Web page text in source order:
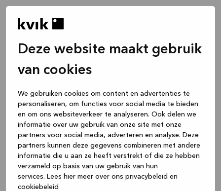
Deze website maakt gebruik
van cookies
We gebruiken cookies om content en advertenties te
personaliseren, om functies voor social media te bieden
en om ons websiteverkeer te analyseren. Ook delen we
informatie over uw gebruik van onze site met onze
partners voor social media, adverteren en analyse. Deze
partners kunnen deze gegevens combineren met andere
informatie die u aan ze heeft verstrekt of die ze hebben
verzameld op basis van uw gebruik van hun
services. Lees hier meer over ons privacybeleid en
cookiebeleid